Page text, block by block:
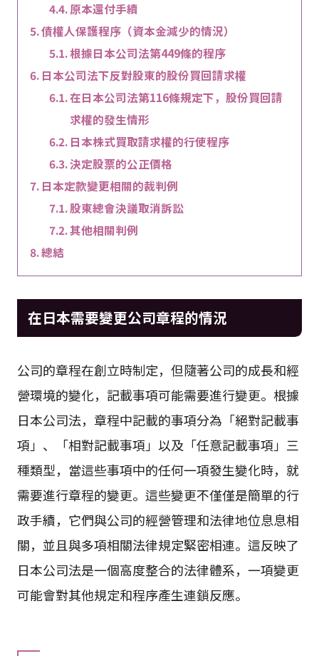
原本還付手續
債權人保護程序（資本金減少的情況）
根據日本公司法第449條的程序
日本公司法下反對股東的股份買回請求權
在日本公司法第116條規定下，股份買回請
求權的發生情形
日本株式買取請求權的行使程序
決定股票的公正價格
日本定款變更相關的裁判例
股東總會決議取消訴訟
其他相關判例
總結
在日本需要變更公司章程的情況
公司的章程在創立時制定，但隨著公司的成長和經
營環境的變化，記載事項可能需要進行變更。根據
日本公司法，章程中記載的事項分為「絕對記載事
項」、「相對記載事項」以及「任意記載事項」三
種類型，當這些事項中的任何一項發生變化時，就
需要進行章程的變更。這些變更不僅僅是簡單的行
政手續，它們與公司的經營管理和法律地位息息相
關，並且與多項相關法律規定緊密相連。這反映了
日本公司法是一個高度整合的法律體系，一項變更
可能會對其他規定和程序產生連鎖反應。